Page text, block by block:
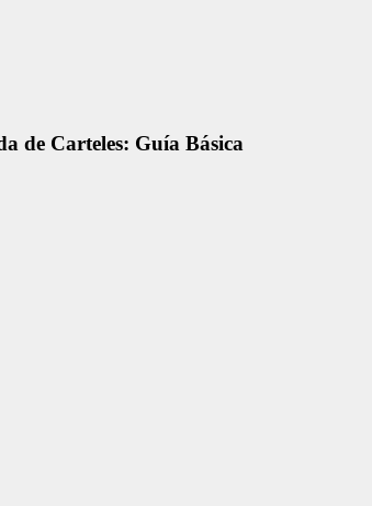
de Carteles: Guía Básica